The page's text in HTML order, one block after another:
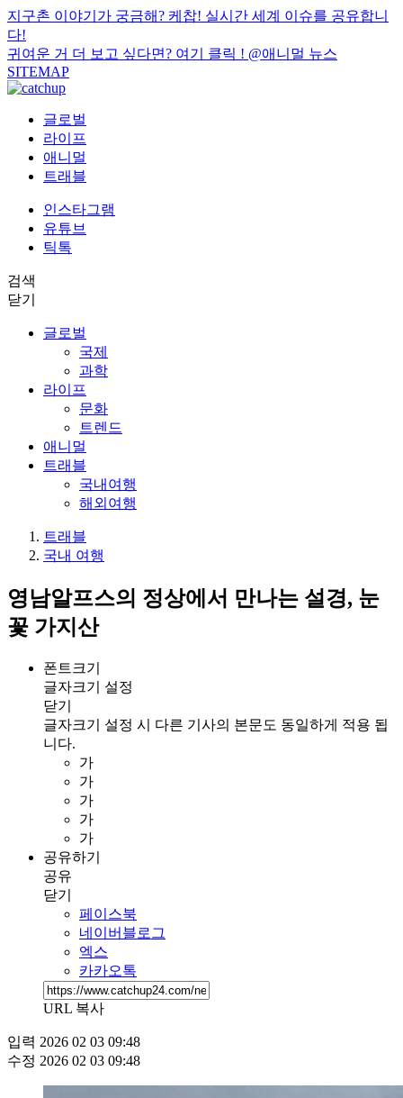
지구촌 이야기가 궁금해? 케찹! 실시간 세계 이슈를 공유합니
다!
귀여운 거 더 보고 싶다면? 여기 클릭 ! @애니멀 뉴스
SITEMAP
글로벌
라이프
애니멀
트래블
인스타그램
유튜브
틱톡
검색
닫기
글로벌
국제
과학
라이프
문화
트렌드
애니멀
트래블
국내여행
해외여행
트래블
국내 여행
영남알프스의 정상에서 만나는 설경, 눈
꽃 가지산
폰트크기
글자크기 설정
닫기
글자크기 설정 시 다른 기사의 본문도 동일하게 적용 됩
니다.
가
가
가
가
가
공유하기
공유
닫기
페이스북
네이버블로그
엑스
카카오톡
URL 복사
입력 2026 02 03 09:48
수정 2026 02 03 09:48